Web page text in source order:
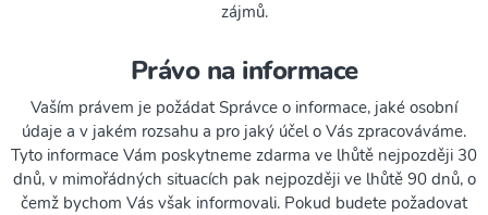
zájmů.
Právo na informace
Vaším právem je požádat Správce o informace, jaké osobní
údaje a v jakém rozsahu a pro jaký účel o Vás zpracováváme.
Tyto informace Vám poskytneme zdarma ve lhůtě nejpozději 30
dnů, v mimořádných situacích pak nejpozději ve lhůtě 90 dnů, o
čemž bychom Vás však informovali. Pokud budete požadovat